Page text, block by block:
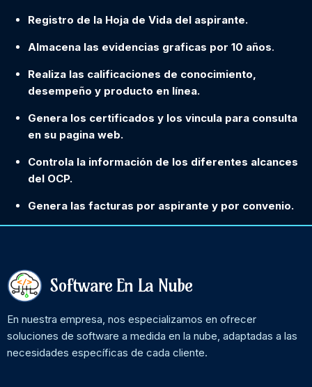
Registro de la Hoja de Vida del aspirante.
Almacena las evidencias graficas por 10 años.
Realiza las calificaciones de conocimiento,
desempeño y producto en línea.
Genera los certificados y los vincula para consulta
en su pagina web.
Controla la información de los diferentes alcances
del OCP.
Genera las facturas por aspirante y por convenio.
Software En La Nube
En nuestra empresa, nos especializamos en ofrecer
soluciones de software a medida en la nube, adaptadas a las
necesidades específicas de cada cliente.